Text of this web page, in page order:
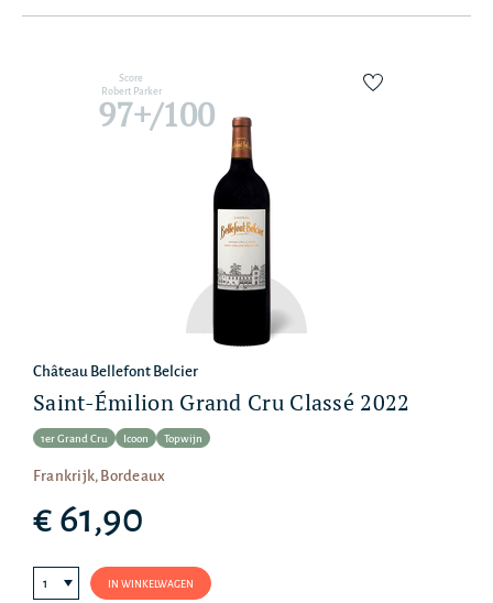
Score
Robert Parker
97+/100
Château Bellefont Belcier
Saint-Émilion Grand Cru Classé 2022
1er Grand Cru Icoon Topwijn
Frankrijk, Bordeaux
€ 61,90
IN WINKELWAGEN